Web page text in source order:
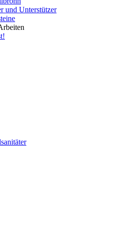
und Unterstützer